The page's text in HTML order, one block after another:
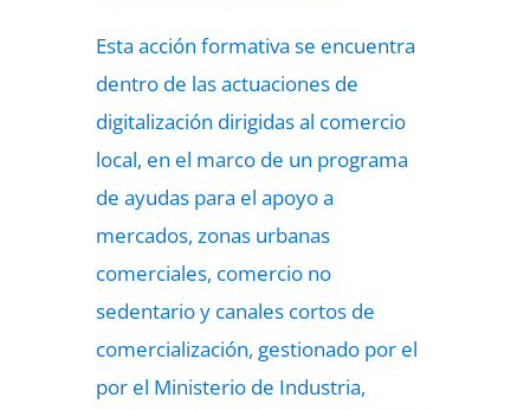
Esta acción formativa se encuentra
dentro de las actuaciones de
digitalización dirigidas al comercio
local, en el marco de un programa
de ayudas para el apoyo a
mercados, zonas urbanas
comerciales, comercio no
sedentario y canales cortos de
comercialización, gestionado por el
por el Ministerio de Industria,